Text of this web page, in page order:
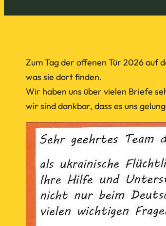
Zum Tag der offenen Tür 2026 auf
was sie dort finden.
Wir haben uns über vielen Briefe
wir sind dankbar, dass es uns